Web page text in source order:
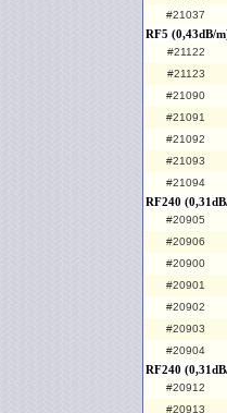
#21037
RF5 (0,43dB/
#21122
#21123
#21090
#21091
#21092
#21093
#21094
RF240
#20905
#20906
#20900
#20901
#20902
#20903
#20904
RF240
#20912
#20913